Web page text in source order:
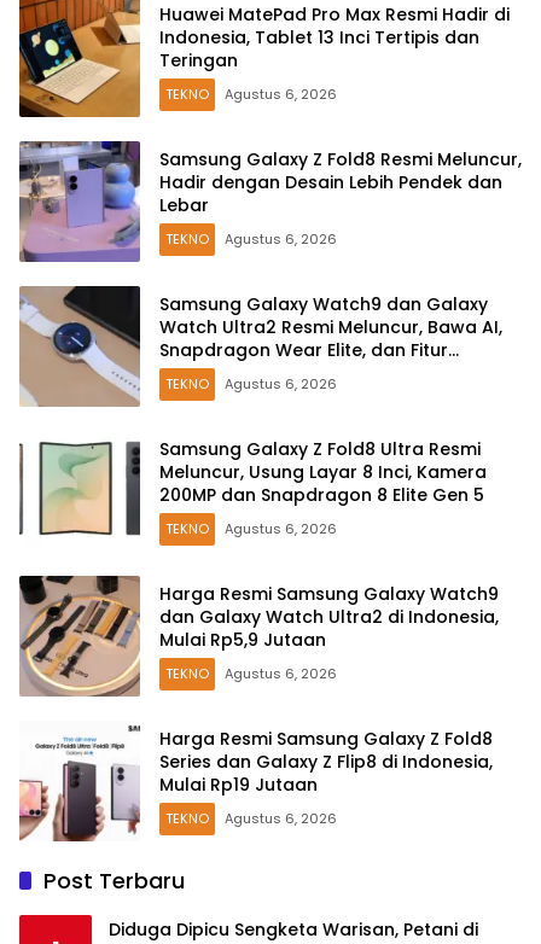
Huawei MatePad Pro Max Resmi Hadir di
Indonesia, Tablet 13 Inci Tertipis dan
Teringan
TEKNO Agustus 6, 2026
Samsung Galaxy Z Fold8 Resmi Meluncur,
Hadir dengan Desain Lebih Pendek dan
Lebar
TEKNO Agustus 6, 2026
Samsung Galaxy Watch9 dan Galaxy
Watch Ultra2 Resmi Meluncur, Bawa AI,
Snapdragon Wear Elite, dan Fitur
Kesehatan Baru
TEKNO Agustus 6, 2026
Samsung Galaxy Z Fold8 Ultra Resmi
Meluncur, Usung Layar 8 Inci, Kamera
200MP dan Snapdragon 8 Elite Gen 5
TEKNO Agustus 6, 2026
Harga Resmi Samsung Galaxy Watch9
dan Galaxy Watch Ultra2 di Indonesia,
Mulai Rp5,9 Jutaan
TEKNO Agustus 6, 2026
Harga Resmi Samsung Galaxy Z Fold8
Series dan Galaxy Z Flip8 di Indonesia,
Mulai Rp19 Jutaan
TEKNO Agustus 6, 2026
Post Terbaru
Diduga Dipicu Sengketa Warisan, Petani di